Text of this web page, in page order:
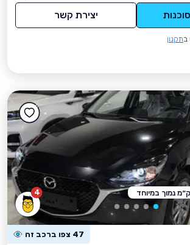
יצירת קשר
בתקנון
4
47 צפו ברכב זה
ק״מ נמוך במיוחד